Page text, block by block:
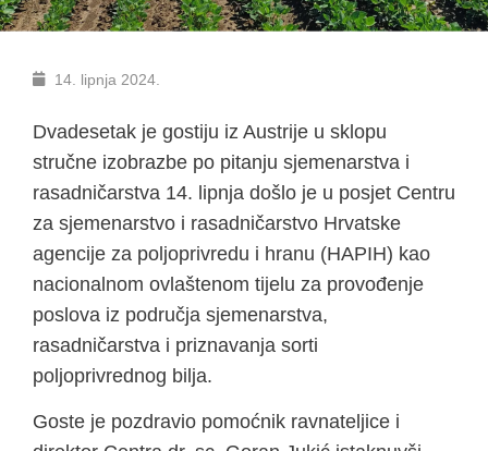
14. lipnja 2024.
Dvadesetak je gostiju iz Austrije u sklopu
stručne izobrazbe po pitanju sjemenarstva i
rasadničarstva 14. lipnja došlo je u posjet Centru
za sjemenarstvo i rasadničarstvo Hrvatske
agencije za poljoprivredu i hranu (HAPIH) kao
nacionalnom ovlaštenom tijelu za provođenje
poslova iz područja sjemenarstva,
rasadničarstva i priznavanja sorti
poljoprivrednog bilja.
Goste je pozdravio pomoćnik ravnateljice i